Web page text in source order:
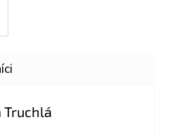
Truchlá
je 5 z 5 hvězdiček.